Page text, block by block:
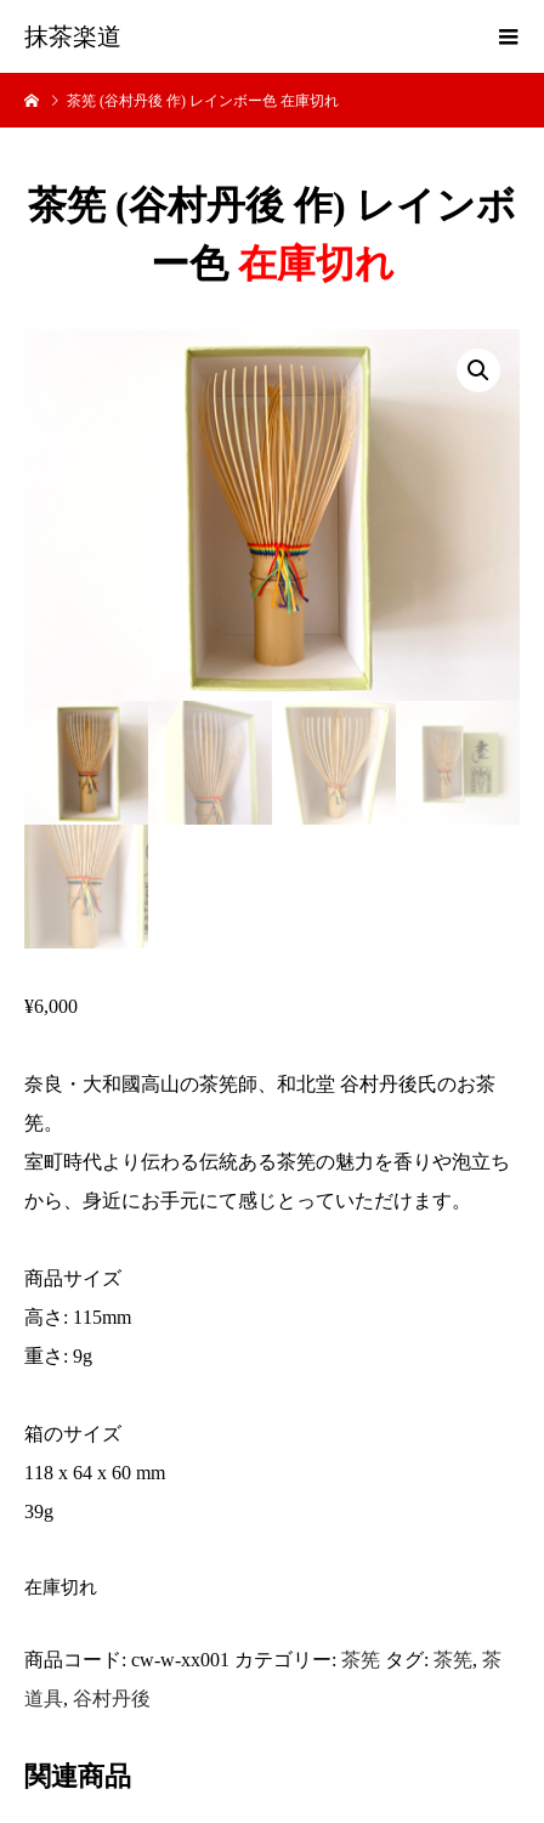
抹茶楽道
茶筅 (谷村丹後 作) レインボー色 在庫切れ
茶筅 (谷村丹後 作) レインボ
ー色在庫切れ
¥6,000
奈良・大和國高山の茶筅師、和北堂 谷村丹後氏のお茶
筅。
室町時代より伝わる伝統ある茶筅の魅力を香りや泡立ち
から、身近にお手元にて感じとっていただけます。
商品サイズ
高さ: 115mm
重さ: 9g
箱のサイズ
118 x 64 x 60 mm
39g
在庫切れ
商品コード: cw-w-xx001 カテゴリー: 茶筅 タグ: 茶筅, 茶
道具, 谷村丹後
関連商品